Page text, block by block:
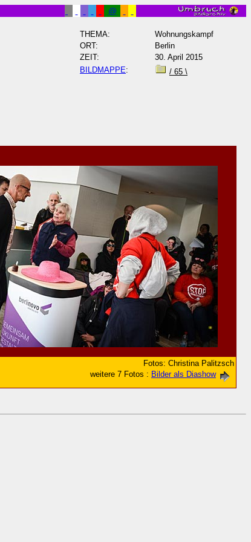
@
THEMA:
Wohnungskampf
ORT:
Berlin
ZEIT:
30. April 2015
BILDMAPPE: / 65 \
Fotos: Christina Palitzsch
weitere 7 Fotos : Bilder als Diashow